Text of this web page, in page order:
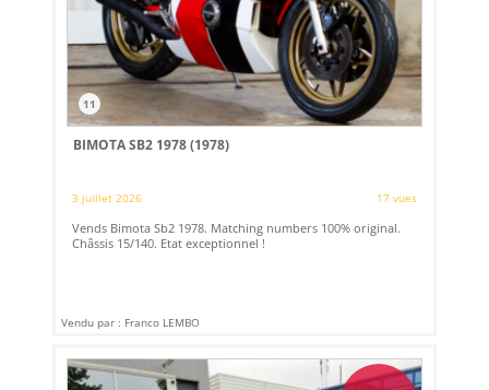
11
BIMOTA SB2 1978 (1978)
3 juillet 2026 17 vues
Vends Bimota Sb2 1978. Matching numbers 100% original.
Châssis 15/140. Etat exceptionnel !
Vendu par : Franco LEMBO